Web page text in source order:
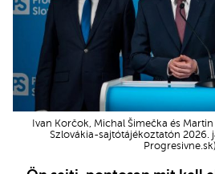
Ivan Korčok, Michal Šimečka és
Szlovákia-sajtótájékoztatón 2026.
Progresivne.sk)